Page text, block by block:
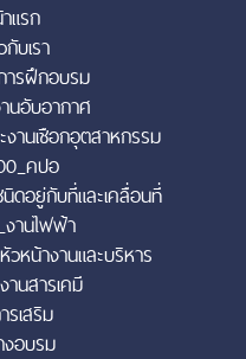
แรก
กับเรา
รฝึกอบรม
นอับอากาศ
งานเชือกอุตสาหกรรม
คปอ
ดอยู่กับที่และเคลื่อนที่
งานไฟฟ้า
หน้างานและบริหาร
านสารเคมี
รเสริม
งอบรม